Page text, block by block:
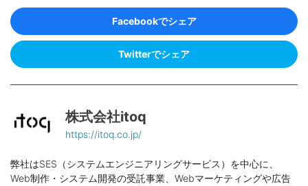
Facebookでシェア
Twitterでシェア
株式会社itoq
https://itoq.co.jp/
弊社はSES（システムエンジニアリングサービス）を中心に、
Web制作・システム開発の受託事業、Webマーケティングや広告